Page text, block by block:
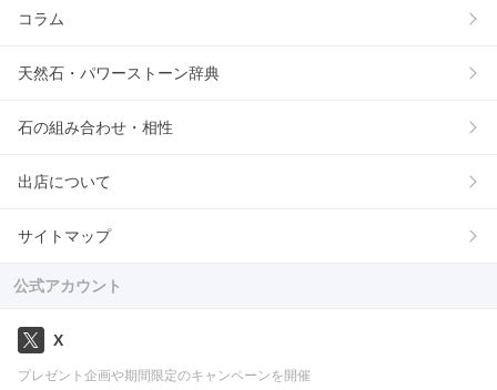
コラム
天然石・パワーストーン辞典
石の組み合わせ・相性
出店について
サイトマップ
公式アカウント
X
プレゼント企画や期間限定のキャンペーンを開催